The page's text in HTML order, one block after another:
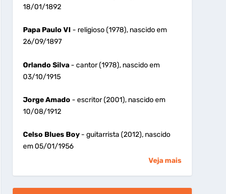
18/01/1892
Papa Paulo VI - religioso (1978), nascido em
26/09/1897
Orlando Silva- cantor (1978), nascido em
03/10/1915
Jorge Amado - escritor (2001), nascido em
10/08/1912
Celso Blues Boy- guitarrista (2012), nascido
em 05/01/1956
Veja mais